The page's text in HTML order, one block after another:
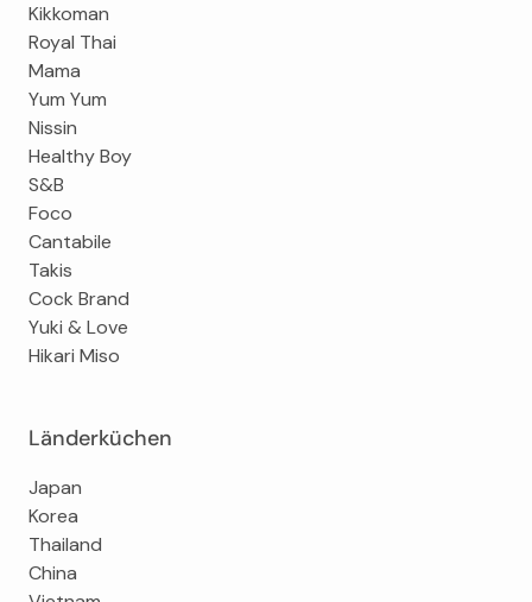
Kikkoman
Royal Thai
Mama
Yum Yum
Nissin
Healthy Boy
S&B
Foco
Cantabile
Takis
Cock Brand
Yuki & Love
Hikari Miso
Länderküchen
Japan
Korea
Thailand
China